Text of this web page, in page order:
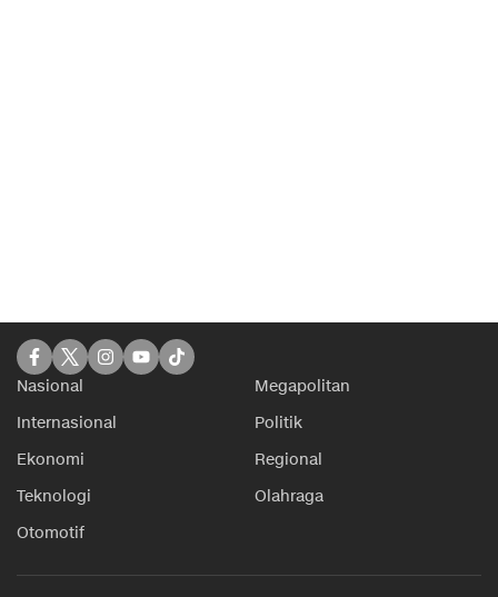
Nasional
Megapolitan
Internasional
Politik
Ekonomi
Regional
Teknologi
Olahraga
Otomotif